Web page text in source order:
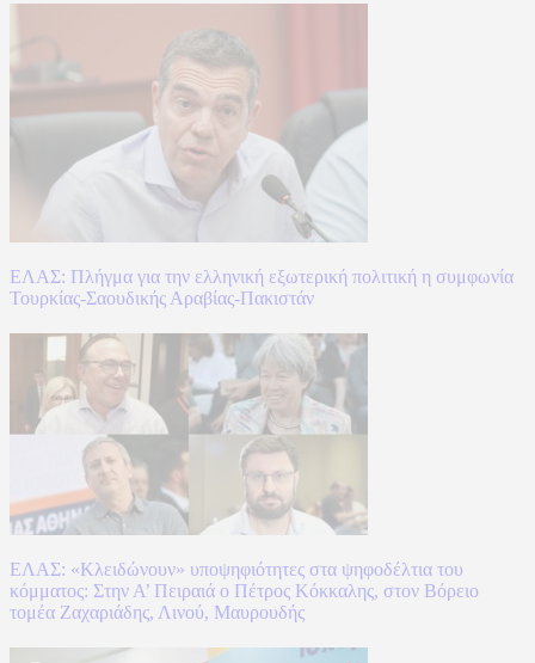
ΕΛΑΣ: Πλήγμα για την ελληνική εξωτερική πολιτική η συμφωνία
Τουρκίας-Σαουδικής Αραβίας-Πακιστάν
ΕΛΑΣ: «Κλειδώνουν» υποψηφιότητες στα ψηφοδέλτια του
κόμματος: Στην Α’ Πειραιά ο Πέτρος Κόκκαλης, στον Βόρειο
τομέα Ζαχαριάδης, Λινού, Μαυρουδής